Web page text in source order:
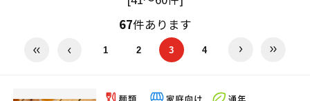
67件あります
1 2 3 4